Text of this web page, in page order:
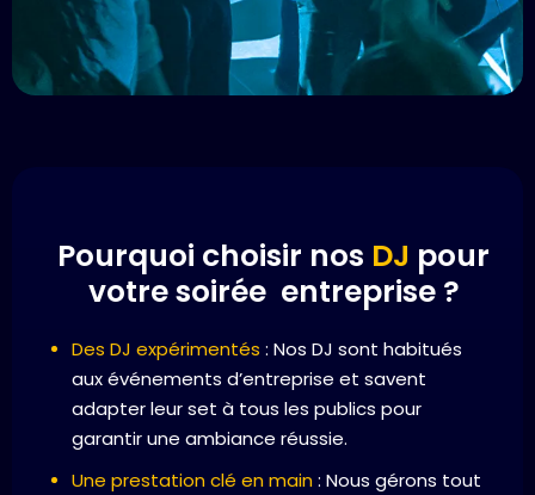
Pourquoi choisir nos DJ pour
votre soirée entreprise ?
Des DJ expérimentés : Nos DJ sont habitués
aux événements d’entreprise et savent
adapter leur set à tous les publics pour
garantir une ambiance réussie.
Une prestation clé en main: Nous gérons tout